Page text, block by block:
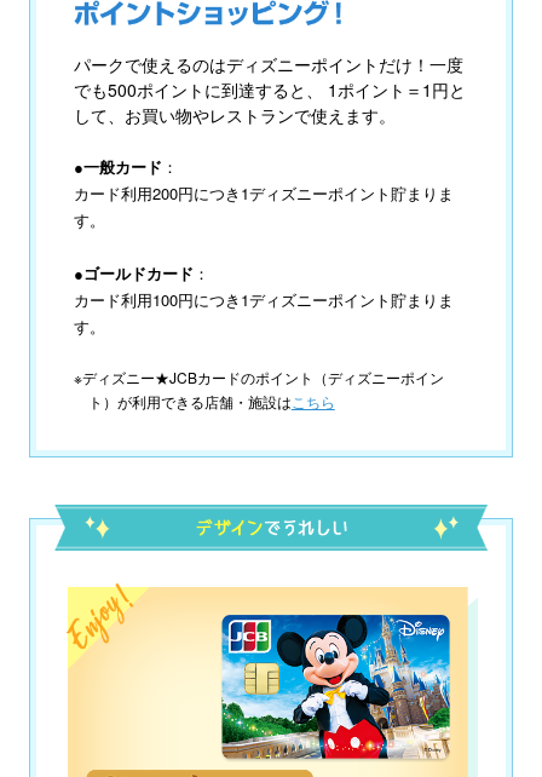
パークで使えるのはディズニーポイントだけ！一度
でも500ポイントに到達すると、 1ポイント＝1円と
して、お買い物やレストランで使えます。
●一般カード ：
カード利用200円につき1ディズニーポイント貯まりま
す。
●ゴールドカード ：
カード利用100円につき1ディズニーポイント貯まりま
す。
※ディズニー★JCBカードのポイント（ディズニーポイン
ト）が利用できる店舗・施設は こちら